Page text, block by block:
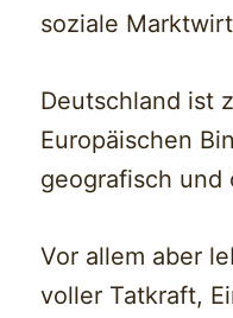
soziale
Deutschland ist
Europäischen
geografisch und
Vor allem aber
voller Tatkraft,